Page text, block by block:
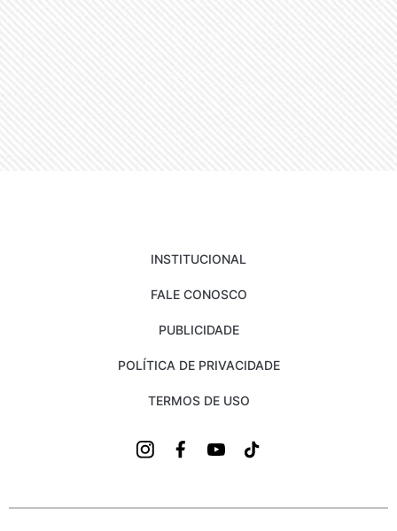
INSTITUCIONAL
FALE CONOSCO
PUBLICIDADE
POLÍTICA DE PRIVACIDADE
TERMOS DE USO